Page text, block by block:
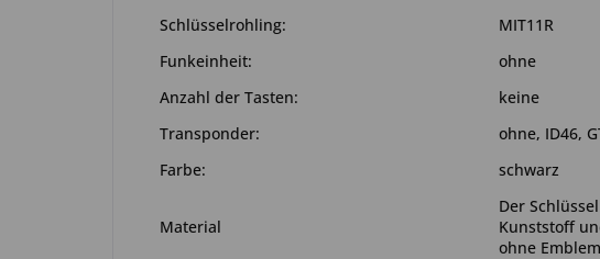
Schlüsselrohling:
MIT11R
Funkeinheit:
ohne
Anzahl der Tasten:
keine
Transponder:
ohne, ID46,
Farbe:
schwarz
Material
Der
Kunststoff
ohne